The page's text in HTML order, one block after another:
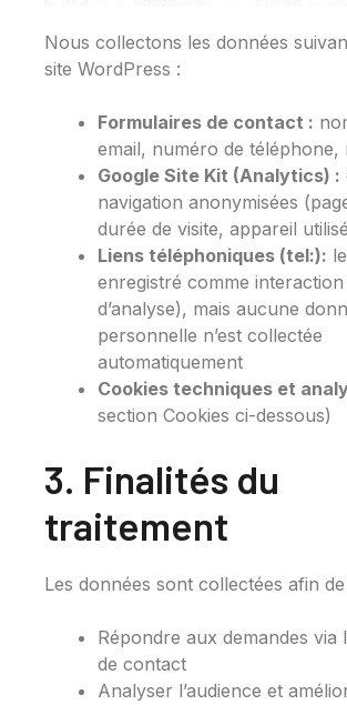
Nous collectons les données
site WordPress :
Formulaires de contact :
email, numéro de téléphone,
Google Site Kit (Analytics) :
navigation anonymisées
durée de visite, appareil
Liens téléphoniques (tel:):
enregistré comme
d’analyse), mais aucune
personnelle n’est collectée
automatiquement
Cookies techniques et
section Cookies ci-dessous)
3. Finalités du
traitement
Les données sont collectées afin de
Répondre aux demandes via
de contact
Analyser l’audience et